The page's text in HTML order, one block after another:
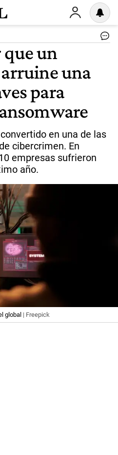
un
una
para
en una de las
cibercrimen. En
empresas sufrieron
año.
global | Freepick